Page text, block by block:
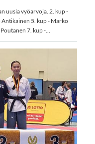
uusia vyöarvoja. 2. kup -
Antikainen 5. kup - Marko
7. kup -…